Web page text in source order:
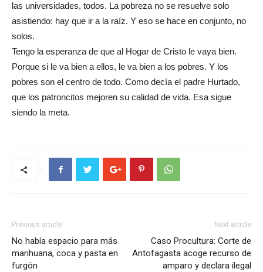
las universidades, todos. La pobreza no se resuelve solo
asistiendo: hay que ir a la raíz. Y eso se hace en conjunto, no
solos.
Tengo la esperanza de que al Hogar de Cristo le vaya bien.
Porque si le va bien a ellos, le va bien a los pobres. Y los
pobres son el centro de todo. Como decía el padre Hurtado,
que los patroncitos mejoren su calidad de vida. Esa sigue
siendo la meta.
Previous article
No había espacio para más
marihuana, coca y pasta en
furgón
Next article
Caso Procultura: Corte de
Antofagasta acoge recurso de
amparo y declara ilegal